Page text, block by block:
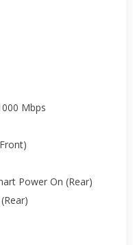
Mbps
Power On (Rear)